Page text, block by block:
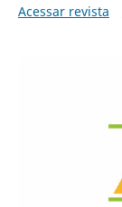
Acessar revista